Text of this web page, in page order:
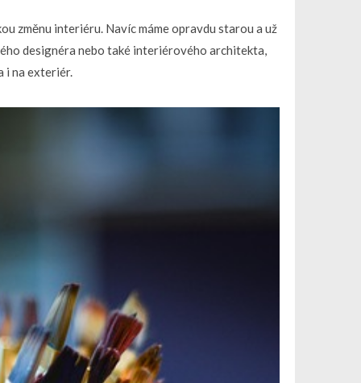
změnu interiéru. Navíc máme opravdu starou a už
designéra nebo také interiérového architekta,
i na exteriér.